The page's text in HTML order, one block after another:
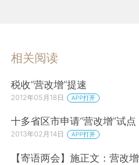
相关阅读
税收“营改增”提速
2012年05月18日 APP打开
十多省区市申请“营改增”试点
2013年02月14日 APP打开
【寄语两会】施正文：营改增